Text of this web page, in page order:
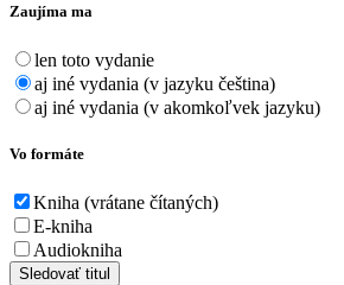
Zaujíma ma
len toto vydanie
aj iné vydania (v jazyku čeština)
aj iné vydania (v akomkoľvek jazyku)
Vo formáte
Kniha (vrátane čítaných)
E-kniha
Audiokniha
Sledovať titul